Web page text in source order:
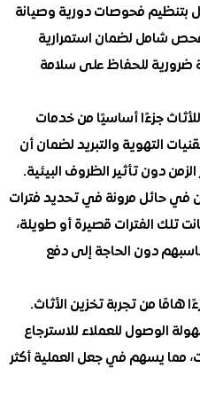
فحوصات دورية وصيانة
لضمان استمرارية
للحفاظ على سلامة
أساسيًا من خدمات
والتبريد لضمان أن
الظروف البيئية.
مرونة في تحديد فترات
قصيرة أو طويلة،
الحاجة إلى دفع
تجربة تخزين الأثاث.
للعملاء للاسترجاع
في جعل العملية أكثر